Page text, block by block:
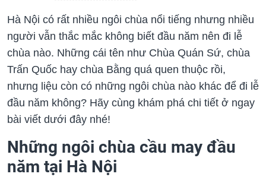
Hà Nội có rất nhiều ngôi chùa nổi tiếng nhưng nhiều
người vẫn thắc mắc không biết đầu năm nên đi lễ
chùa nào. Những cái tên như Chùa Quán Sứ, chùa
Trấn Quốc hay chùa Bằng quá quen thuộc rồi,
nhưng liệu còn có những ngôi chùa nào khác để đi lễ
đầu năm không? Hãy cùng khám phá chi tiết ở ngay
bài viết dưới đây nhé!
Những ngôi chùa cầu may đầu
năm tại Hà Nội